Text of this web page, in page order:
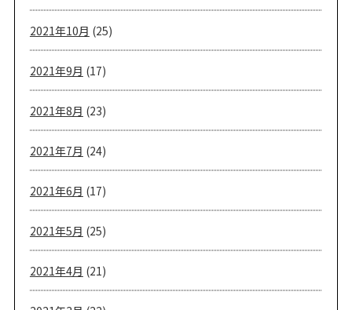
2021年10月 (25)
2021年9月 (17)
2021年8月 (23)
2021年7月 (24)
2021年6月 (17)
2021年5月 (25)
2021年4月 (21)